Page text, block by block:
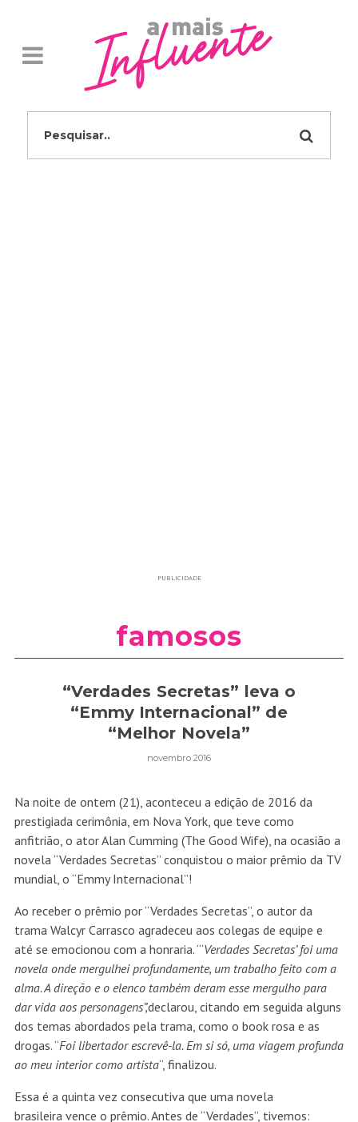
PUBLICIDADE
famosos
“Verdades Secretas” leva o
“Emmy Internacional” de
“Melhor Novela”
novembro 2016
Na noite de ontem (21), aconteceu a edição de 2016 da
prestigiada cerimônia, em Nova York, que teve como
anfitrião, o ator Alan Cumming (The Good Wife), na ocasião a
novela “Verdades Secretas” conquistou o maior prêmio da TV
mundial, o “Emmy Internacional”!
Ao receber o prêmio por “Verdades Secretas”, o autor da
trama Walcyr Carrasco agradeceu aos colegas de equipe e
até se emocionou com a honraria. “‘Verdades Secretas’ foi uma
novela onde mergulhei profundamente, um trabalho feito com a
alma. A direção e o elenco também deram esse mergulho para
dar vida aos personagens”,declarou, citando em seguida alguns
dos temas abordados pela trama, como o book rosa e as
drogas. “Foi libertador escrevê-la. Em si só, uma viagem profunda
ao meu interior como artista“, finalizou.
Essa é a quinta vez consecutiva que uma novela
brasileira vence o prêmio. Antes de “Verdades”, tivemos: